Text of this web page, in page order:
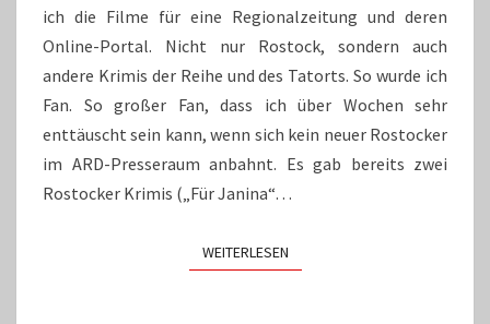
ich die Filme für eine Regionalzeitung und deren
Online-Portal. Nicht nur Rostock, sondern auch
andere Krimis der Reihe und des Tatorts. So wurde ich
Fan. So großer Fan, dass ich über Wochen sehr
enttäuscht sein kann, wenn sich kein neuer Rostocker
im ARD-Presseraum anbahnt. Es gab bereits zwei
Rostocker Krimis („Für Janina“…
WEITERLESENWEITERLESEN